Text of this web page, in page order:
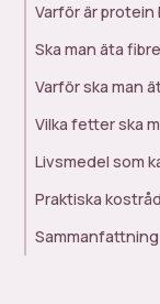
Varför är
Ska man äta
Varför ska man
Vilka fetter ska
Livsmedel som
Praktiska
Sammanfattning